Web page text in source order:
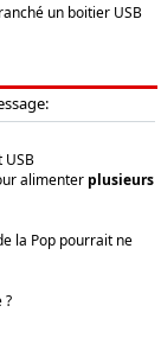
un boitier USB
USB
alimenter plusieurs
la Pop pourrait ne
?